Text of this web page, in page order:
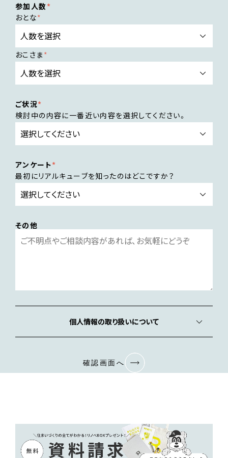
参加人数
おとな
おこさま
ご状況
検討中の内容に一番近い内容を選択してください。
アンケート
最初にリアルキューブを知ったのはどこですか？
その他
個人情報の取り扱いについて
確認画面へ